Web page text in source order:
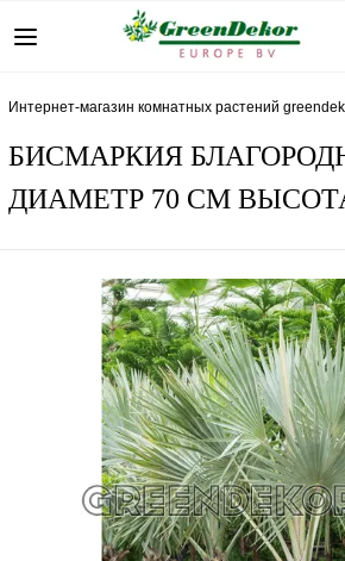
интернет-магазин комнатных растений
БИСМАРКИЯ
ДИАМЕТР 70 СМ